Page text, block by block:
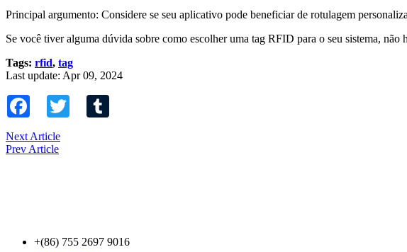
Principal argumento: Considere se seu aplicativo pode beneficiar de rotulagem
Se você tiver alguma dúvida sobre como escolher uma tag RFID para o seu sistema,
Tags: rfid, tag
Last update: Apr 09, 2024
Facebook Twitter
Next Article
Prev Article
+(86) 755 2697 9016